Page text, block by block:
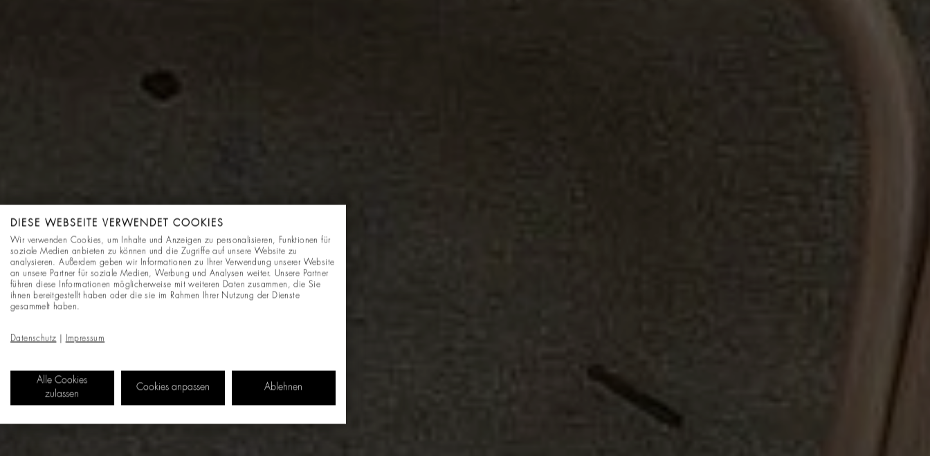
DIESE WEBSEITE VERWENDET COOKIES
Wir verwenden Cookies, um Inhalte und Anzeigen zu personalisieren, Funktionen für
soziale Medien anbieten zu können und die Zugriffe auf unsere Website zu
analysieren. Außerdem geben wir Informationen zu Ihrer Verwendung unserer Website
an unsere Partner für soziale Medien, Werbung und Analysen weiter. Unsere Partner
führen diese Informationen möglicherweise mit weiteren Daten zusammen, die Sie
ihnen bereitgestellt haben oder die sie im Rahmen Ihrer Nutzung der Dienste
gesammelt haben.
Datenschutz Impressum
Alle Cookies
zulassen
Cookies anpassen Ablehnen